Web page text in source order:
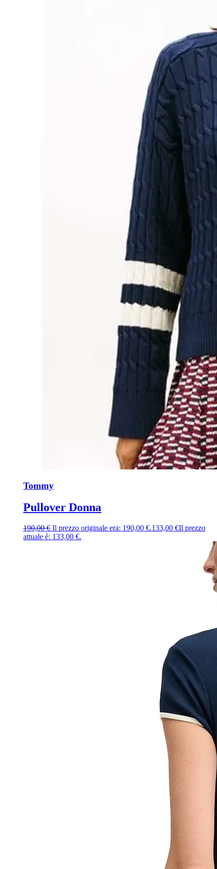
Tommy
Pullover Donna
190,00€ Il prezzo originale era: 190,00 €.133,00 €Il prezzo
attuale è: 133,00 €.